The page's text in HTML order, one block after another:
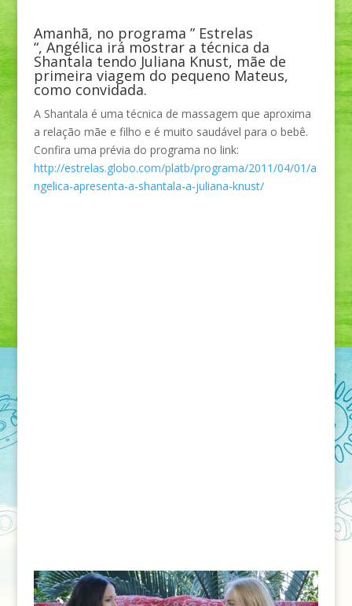
Amanhã, no programa ” Estrelas
“, Angélica irá mostrar a técnica da
Shantala tendo Juliana Knust, mãe de
primeira viagem do pequeno Mateus,
como convidada.
A Shantala é uma técnica de massagem que aproxima
a relação mãe e filho e é muito saudável para o bebê.
Confira uma prévia do programa no link:
http://estrelas.globo.com/platb/programa/2011/04/01/a
ngelica-apresenta-a-shantala-a-juliana-knust/